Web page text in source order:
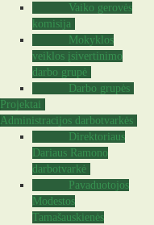
Vaiko gerovės
komisija
Mokyklos
veiklos įsivertinimo
darbo grupė
Darbo grupės
Projektai
Administracijos darbotvarkės
Direktoriaus
Dariaus Ramono
darbotvarkė
Pavaduotojos
Modestos
Tamašauskienės